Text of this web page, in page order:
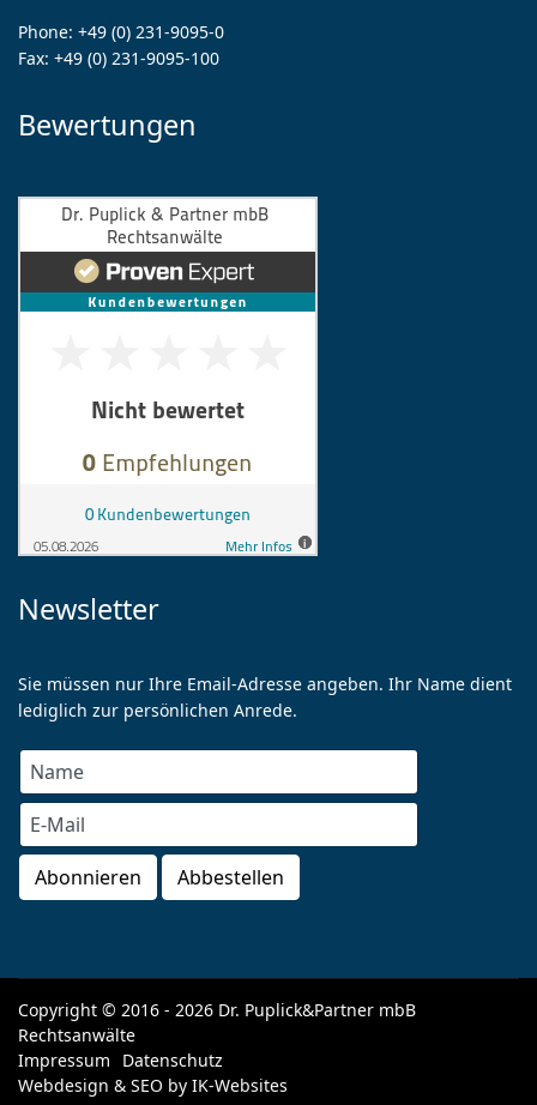
Phone: +49 (0) 231-9095-0
Fax: +49 (0) 231-9095-100
Bewertungen
Newsletter
Sie müssen nur Ihre Email-Adresse angeben. Ihr Name dient
lediglich zur persönlichen Anrede.
Copyright © 2016 - 2026 Dr. Puplick&Partner mbB
Rechtsanwälte
Impressum
Datenschutz
Webdesign & SEO by IK-Websites